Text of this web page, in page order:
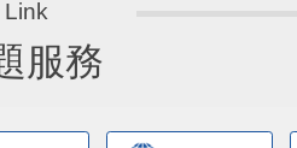
服務